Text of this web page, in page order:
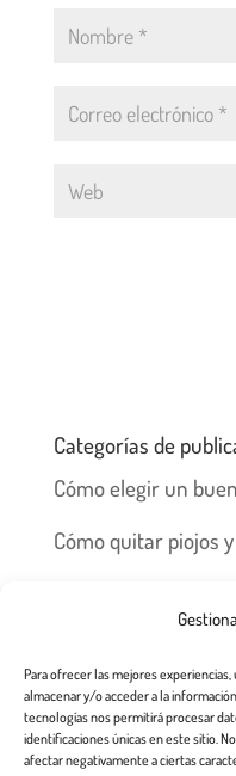
Para ofrecer las mejores
almacenar y/o acceder a la
tecnologías nos permitirá procesar
identificaciones únicas en este sitio.
afectar negativamente a ciertas
Categorías de
Cómo elegir un
Cómo quitar piojos
Prevención y